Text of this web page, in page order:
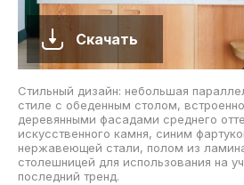
Скачать
Стильный дизайн: небольшая
стиле с обеденным столом,
деревянными фасадами среднего
искусственного камня, синим
нержавеющей стали, полом из
столешницей для использования на
последний тренд.